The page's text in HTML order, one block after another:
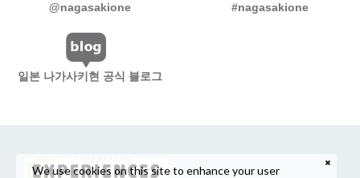
@nagasakione #nagasakione
일본 나가사키현 공식 블로그
We use cookies on this site to enhance your user